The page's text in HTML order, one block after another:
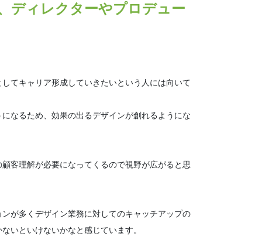
ディレクターやプロデュー
てキャリア形成していきたいという人には向いて
なるため、効果の出るデザインが創れるようにな
客理解が必要になってくるので視野が広がると思
が多くデザイン業務に対してのキャッチアップの
いといけないかなと感じています。